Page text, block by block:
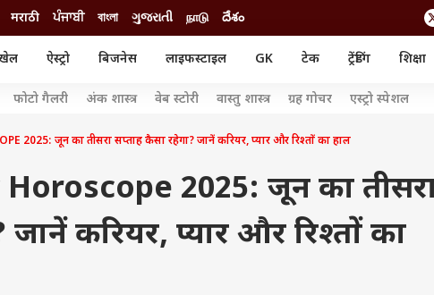
मराठी ਪੰਜਾਬੀ বাংলা ગુજરાતી நாடு దేశం
ऐस्ट्रो बिजनेस लाइफस्टाइल GK टेक ट्रेंडिंग शिक्षा
सिनेमा
कार
क्रिकेट
टेक्नोलॉजी
चैटजीपीटी
गैजेट
शिक्षा
नौकरी
वेब स्टोरीज
यूटिलिटी न्यूज़
फोटो गैलरी अंक शास्त्र वेब स्टोरी वास्तु शास्त्र ग्रह गोचर एस्ट्रो स्पेशल
2025: जून का तीसरा सप्ताह कैसा रहेगा? जानें करियर, प्यार और रिश्तों का हाल
2025: जून का
जानें करियर, प्यार और रिश्तों का